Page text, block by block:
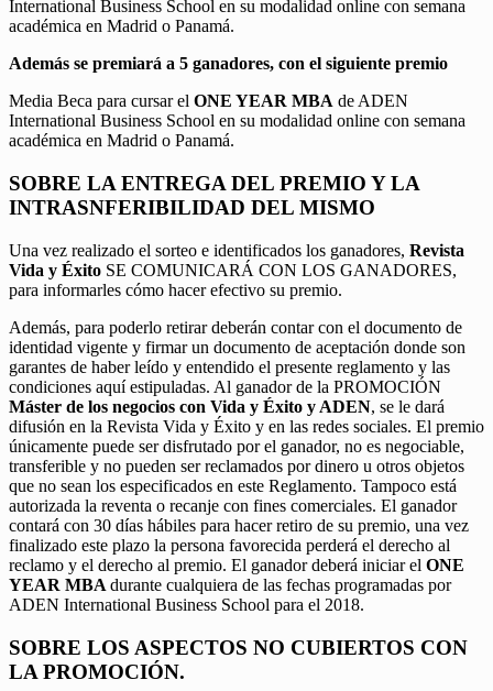
International Business School en su modalidad online con semana
académica en Madrid o Panamá.
Además se premiará a 5 ganadores, con el siguiente premio
Media Beca para cursar el ONE YEAR MBA de ADEN
International Business School en su modalidad online con semana
académica en Madrid o Panamá.
SOBRE LA ENTREGA DEL PREMIO Y LA
INTRASNFERIBILIDAD DEL MISMO
Una vez realizado el sorteo e identificados los ganadores, Revista
Vida y Éxito SE COMUNICARÁ CON LOS GANADORES,
para informarles cómo hacer efectivo su premio.
Además, para poderlo retirar deberán contar con el documento de
identidad vigente y firmar un documento de aceptación donde son
garantes de haber leído y entendido el presente reglamento y las
condiciones aquí estipuladas. Al ganador de la PROMOCIÓN
Máster de los negocios con Vida y Éxito y ADEN, se le dará
difusión en la Revista Vida y Éxito y en las redes sociales. El premio
únicamente puede ser disfrutado por el ganador, no es negociable,
transferible y no pueden ser reclamados por dinero u otros objetos
que no sean los especificados en este Reglamento. Tampoco está
autorizada la reventa o recanje con fines comerciales. El ganador
contará con 30 días hábiles para hacer retiro de su premio, una vez
finalizado este plazo la persona favorecida perderá el derecho al
reclamo y el derecho al premio. El ganador deberá iniciar el ONE
YEAR MBA durante cualquiera de las fechas programadas por
ADEN International Business School para el 2018.
SOBRE LOS ASPECTOS NO CUBIERTOS CON
LA PROMOCIÓN.